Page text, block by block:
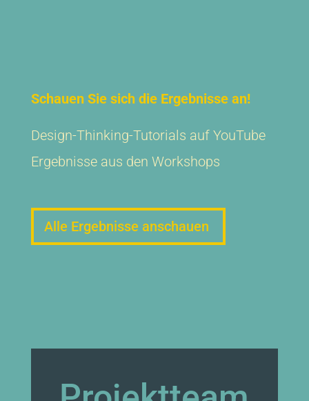
Schauen Sie sich die Ergebnisse an!
Design-Thinking-Tutorials auf YouTube
Ergebnisse aus den Workshops
Alle Ergebnisse anschauen